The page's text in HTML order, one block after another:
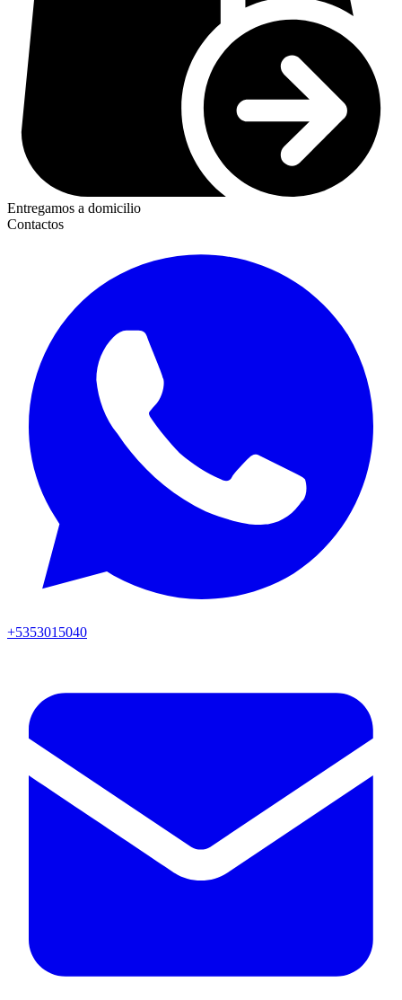
Entregamos a domicilio
Contactos
+5353015040